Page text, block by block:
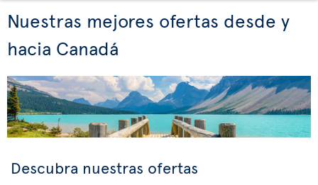
Nuestras mejores ofertas desde y
hacia Canadá
Descubra nuestras ofertas